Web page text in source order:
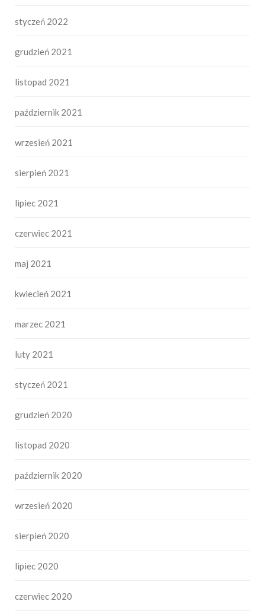
styczeń 2022
grudzień 2021
listopad 2021
październik 2021
wrzesień 2021
sierpień 2021
lipiec 2021
czerwiec 2021
maj 2021
kwiecień 2021
marzec 2021
luty 2021
styczeń 2021
grudzień 2020
listopad 2020
październik 2020
wrzesień 2020
sierpień 2020
lipiec 2020
czerwiec 2020